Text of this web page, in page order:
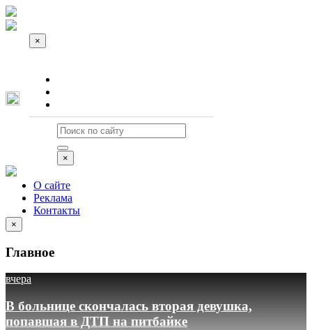
×
×
О сайте
Реклама
Контакты
×
Главное
вчера
В больнице скончалась вторая девушка,
попавшая в ДТП на питбайке